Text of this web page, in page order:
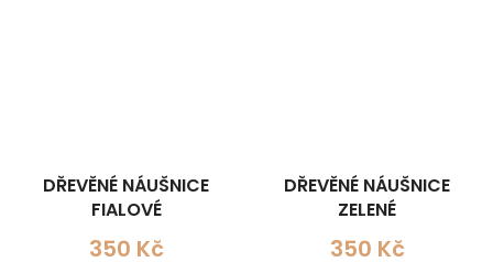
DŘEVĚNÉ NÁUŠNICE
FIALOVÉ
350 Kč
DŘEVĚNÉ NÁUŠNICE
ZELENÉ
350 Kč